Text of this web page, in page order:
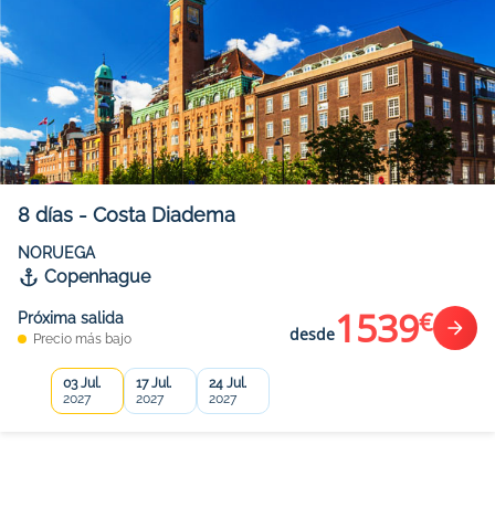
8 días - Costa Diadema
NORUEGA
Copenhague
Próxima salida
Precio más bajo desde1539€
03 Jul.
2027
17 Jul.
2027
24 Jul.
2027